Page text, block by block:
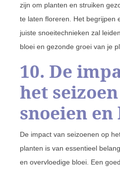
zijn om planten en struiken
te laten floreren. Het begrijpen
juiste snoeitechnieken zal
bloei en gezonde groei van je
10. De
het
snoeien
De impact van seizoenen op
planten is van essentieel
en overvloedige bloei. Een